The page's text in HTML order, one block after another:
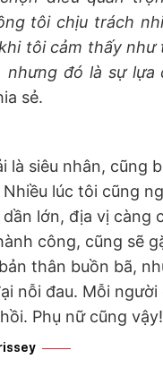
tôi chịu trách
tôi cảm thấy như
nhưng đó là sự lựa
sẻ.
là siêu nhân, cũng
lúc tôi cũng
lớn, địa vị càng
công, cũng sẽ
thân buồn bã,
nỗi đau. Mỗi người
Phụ nữ cũng vậy!